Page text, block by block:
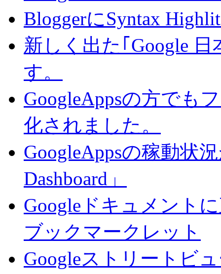
BloggerにSyntax
新しく出た｢Google
す。
GoogleAppsの方でも
化されました。
GoogleAppsの稼動状
Dashboard」
Googleドキュメント
ブックマークレット
Googleストリートビ